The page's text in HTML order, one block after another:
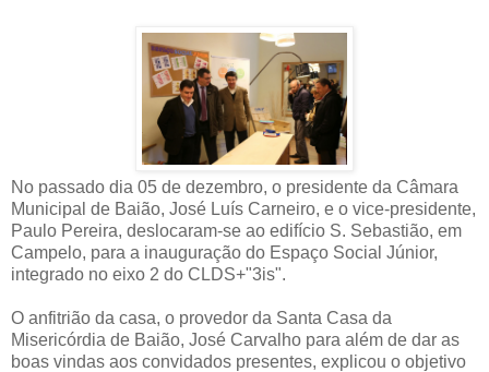
No passado dia 05 de dezembro, o presidente da Câmara
Municipal de Baião, José Luís Carneiro, e o vice-presidente,
Paulo Pereira, deslocaram-se ao edifício S. Sebastião, em
Campelo, para a inauguração do Espaço Social Júnior,
integrado no eixo 2 do CLDS+"3is".
O anfitrião da casa, o provedor da Santa Casa da
Misericórdia de Baião, José Carvalho para além de dar as
boas vindas aos convidados presentes, explicou o objetivo